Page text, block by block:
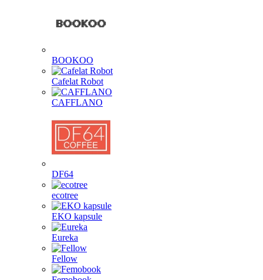
BOOKOO
Cafelat Robot
CAFFLANO
DF64
ecotree
EKO kapsule
Eureka
Fellow